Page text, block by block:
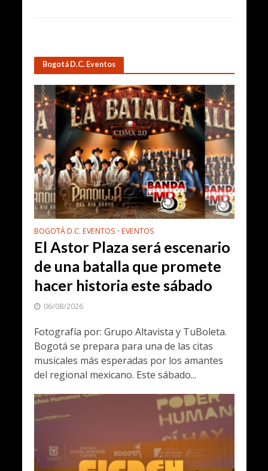
Bogotá D.C. Eventos
BOGOTÁ D.C. EVENTOS • EVENTOS
El Astor Plaza será escenario
de una batalla que promete
hacer historia este sábado
06/08/2026
Fotografía por: Grupo Altavista y TuBoleta.
Bogotá se prepara para una de las citas
musicales más esperadas por los amantes
del regional mexicano. Este sábado...